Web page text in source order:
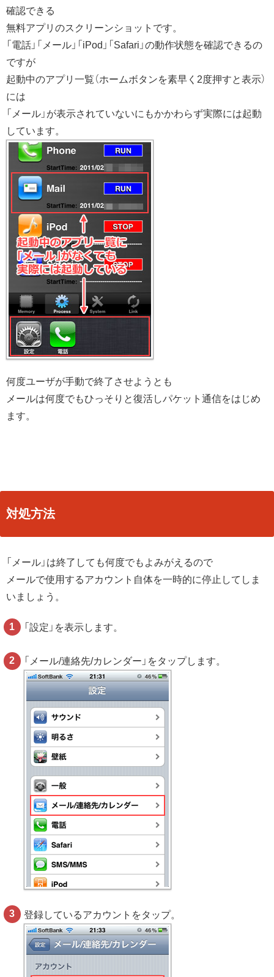
確認できる
無料アプリのスクリーンショットです。
「電話」「メール」「iPod」「Safari」の動作状態を確認できるの
ですが
起動中のアプリ一覧（ホームボタンを素早く2度押すと表示）
には
「メール」が表示されていないにもかかわらず実際には起動
しています。
何度ユーザが手動で終了させようとも
メールは何度でもひっそりと復活しパケット通信をはじめ
ます。
対処方法
「メール」は終了しても何度でもよみがえるので
メールで使用するアカウント自体を一時的に停止してしま
いましょう。
「設定」を表示します。
「メール/連絡先/カレンダー」をタップします。
登録しているアカウントをタップ。